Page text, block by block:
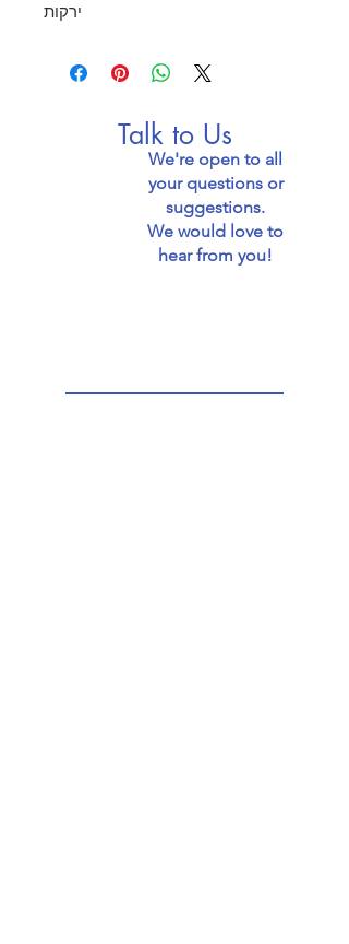
ירקות
We're open to all
your questions or
suggestions.
We would love to
hear from you!
Talk to Us